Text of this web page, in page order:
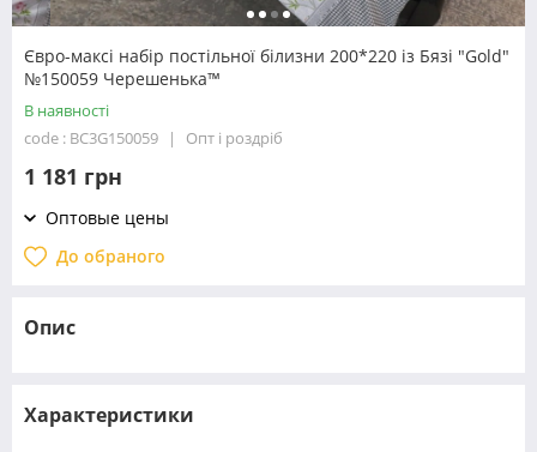
Євро-максі набір постільної білизни 200*220 із Бязі "Gold"
№150059 Черешенька™
В наявності
code : BC3G150059
Опт і роздріб
1 181 грн
Оптовые цены
До обраного
Опис
Характеристики